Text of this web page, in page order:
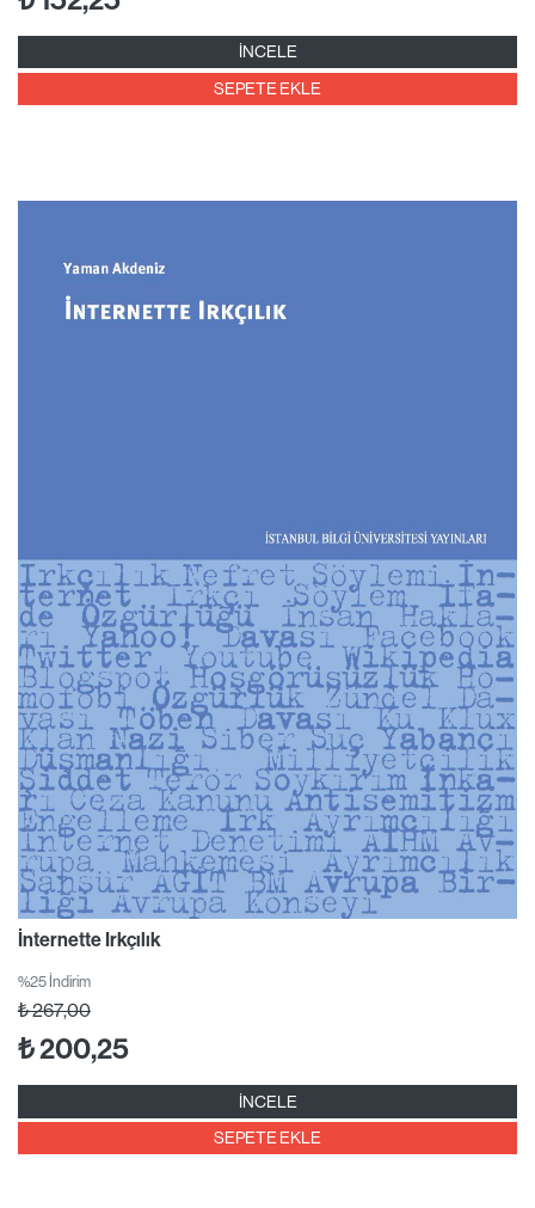
İNCELE
SEPETE EKLE
İnternette Irkçılık
%25 İndirim
₺267,00
₺200,25
İNCELE
SEPETE EKLE